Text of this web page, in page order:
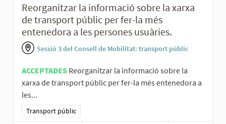
Reorganitzar la informació sobre la xarxa
de transport públic per fer-la més
entenedora a les persones usuàries.
Sessió 3 del Consell de Mobilitat: transport públic
ACCEPTADES Reorganitzar la informació sobre la
xarxa de transport públic per fer-la més entenedora a
les...
Resultats al filtrar per la categoria: Transport públic
Transport públic